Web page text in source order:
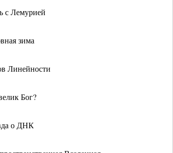
с Лемурией
зима
Линейности
Бог?
о ДНК